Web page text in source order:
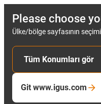
Please choose
Ülke/bölge sayfasının
Tüm Konumları gör
Git www.igus.com